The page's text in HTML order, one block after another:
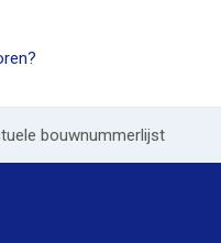
bouwnummerlijst